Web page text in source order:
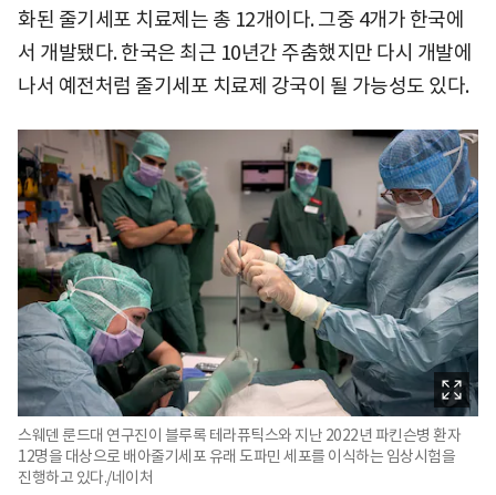
화된 줄기세포 치료제는 총 12개이다. 그중 4개가 한국에
서 개발됐다. 한국은 최근 10년간 주춤했지만 다시 개발에
나서 예전처럼 줄기세포 치료제 강국이 될 가능성도 있다.
스웨덴 룬드대 연구진이 블루록 테라퓨틱스와 지난 2022년 파킨슨병 환자
12명을 대상으로 배아줄기세포 유래 도파민 세포를 이식하는 임상시험을
진행하고 있다./네이처